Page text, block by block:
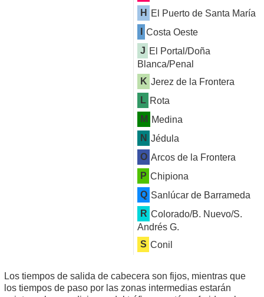
H
El Puerto de Santa María
Costa Oeste
J El Portal/Doña
Blanca/Penal
K Jerez de la Frontera
L Rota
M
Medina
N Jédula
O Arcos de la Frontera
P Chipiona
Q Sanlúcar de Barrameda
R Colorado/B. Nuevo/S.
Andrés G.
S Conil
Los tiempos de salida de cabecera son fijos, mientras que
los tiempos de paso por las zonas intermedias estarán